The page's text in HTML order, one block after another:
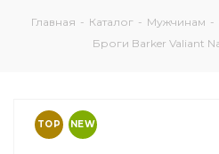
Главная - Каталог - Мужчинам -
Броги Barker Valiant
TOP NEW